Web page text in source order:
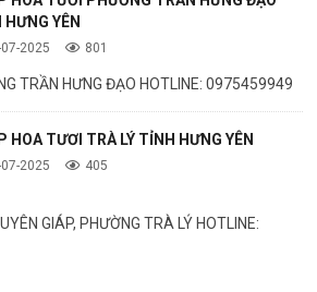
HƯNG YÊN
2025 801
TRẦN HƯNG ĐẠO HOTLINE: 0975459949
HOA TƯƠI TRÀ LÝ TỈNH HƯNG YÊN
2025 405
GIÁP, PHƯỜNG TRÀ LÝ HOTLINE: